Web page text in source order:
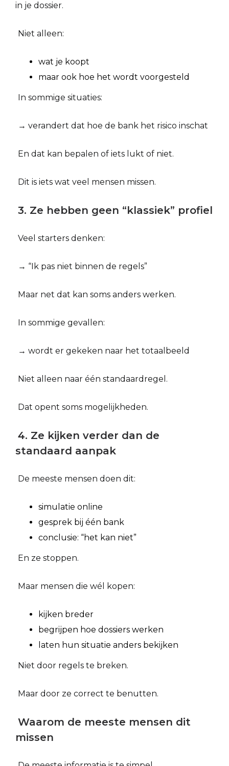
in je dossier.
Niet alleen:
wat je koopt
maar ook hoe het wordt voorgesteld
In sommige situaties:
→ verandert dat hoe de bank het risico inschat
En dat kan bepalen of iets lukt of niet.
Dit is iets wat veel mensen missen.
3. Ze hebben geen “klassiek” profiel
Veel starters denken:
→ “Ik pas niet binnen de regels”
Maar net dat kan soms anders werken.
In sommige gevallen:
→ wordt er gekeken naar het totaalbeeld
Niet alleen naar één standaardregel.
Dat opent soms mogelijkheden.
4. Ze kijken verder dan de
standaard aanpak
De meeste mensen doen dit:
simulatie online
gesprek bij één bank
conclusie: “het kan niet”
En ze stoppen.
Maar mensen die wél kopen:
kijken breder
begrijpen hoe dossiers werken
laten hun situatie anders bekijken
Niet door regels te breken.
Maar door ze correct te benutten.
Waarom de meeste mensen dit
missen